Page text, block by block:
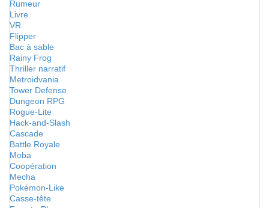
Rumeur
Livre
VR
Flipper
Bac à sable
Rainy Frog
Thriller narratif
Metroidvania
Tower Defense
Dungeon RPG
Rogue-Lite
Hack-and-Slash
Cascade
Battle Royale
Moba
Coopération
Mecha
Pokémon-Like
Casse-tête